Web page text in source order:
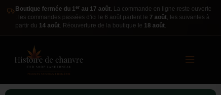
Boutique fermée du 1er au 17 août. La commande en ligne reste ouverte
: les commandes passées d'ici le 6 août partent le 7 août, les suivantes à
partir du 14 août. Réouverture de la boutique le 18 août.